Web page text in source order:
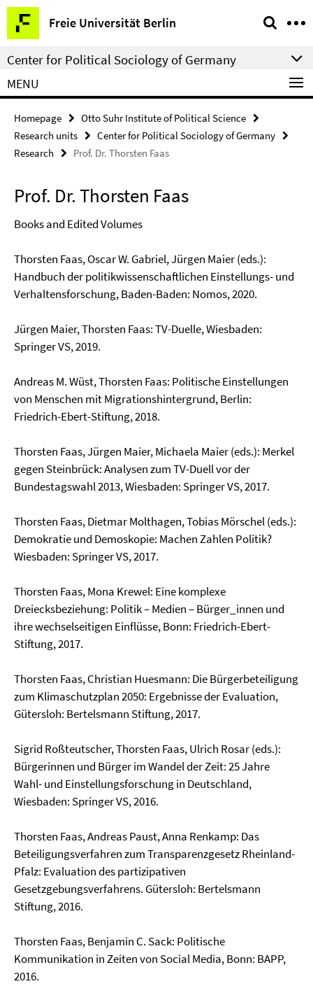
Springe
direkt
zu
Inhalt
Freie Universität Berlin
Service
Navigation
Center for Political Sociology of Germany
MENU
Homepage
Otto Suhr Institute of Political Science
Research units
Center for Political Sociology of Germany
Research
Prof. Dr. Thorsten Faas
Prof. Dr. Thorsten Faas
Books and Edited Volumes
Thorsten Faas, Oscar W. Gabriel, Jürgen Maier (eds.):
Handbuch der politikwissenschaftlichen Einstellungs- und
Verhaltensforschung, Baden-Baden: Nomos, 2020.
Jürgen Maier, Thorsten Faas: TV-Duelle, Wiesbaden:
Springer VS, 2019.
Andreas M. Wüst, Thorsten Faas: Politische Einstellungen
von Menschen mit Migrationshintergrund, Berlin:
Friedrich-Ebert-Stiftung, 2018.
Thorsten Faas, Jürgen Maier, Michaela Maier (eds.): Merkel
gegen Steinbrück: Analysen zum TV-Duell vor der
Bundestagswahl 2013, Wiesbaden: Springer VS, 2017.
Thorsten Faas, Dietmar Molthagen, Tobias Mörschel (eds.):
Demokratie und Demoskopie: Machen Zahlen Politik?
Wiesbaden: Springer VS, 2017.
Thorsten Faas, Mona Krewel: Eine komplexe
Dreiecksbeziehung: Politik – Medien – Bürger_innen und
ihre wechselseitigen Einflüsse, Bonn: Friedrich-Ebert-
Stiftung, 2017.
Thorsten Faas, Christian Huesmann: Die Bürgerbeteiligung
zum Klimaschutzplan 2050: Ergebnisse der Evaluation,
Gütersloh: Bertelsmann Stiftung, 2017.
Sigrid Roßteutscher, Thorsten Faas, Ulrich Rosar (eds.):
Bürgerinnen und Bürger im Wandel der Zeit: 25 Jahre
Wahl- und Einstellungsforschung in Deutschland,
Wiesbaden: Springer VS, 2016.
Thorsten Faas, Andreas Paust, Anna Renkamp: Das
Beteiligungsverfahren zum Transparenzgesetz Rheinland-
Pfalz: Evaluation des partizipativen
Gesetzgebungsverfahrens. Gütersloh: Bertelsmann
Stiftung, 2016.
Thorsten Faas, Benjamin C. Sack: Politische
Kommunikation in Zeiten von Social Media, Bonn: BAPP,
2016.